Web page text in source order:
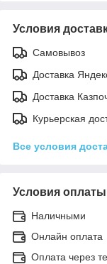
Условия
Самовывоз
Доставка
Доставка
Курьерская
Все условия
Условия оплаты
Наличными
Онлайн оплата
Оплата через